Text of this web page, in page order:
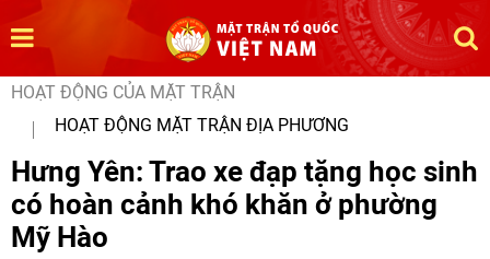
HOẠT ĐỘNG CỦA MẶT TRẬN
HOẠT ĐỘNG MẶT TRẬN ĐỊA PHƯƠNG
Hưng Yên: Trao xe đạp tặng học sinh
có hoàn cảnh khó khăn ở phường
Mỹ Hào